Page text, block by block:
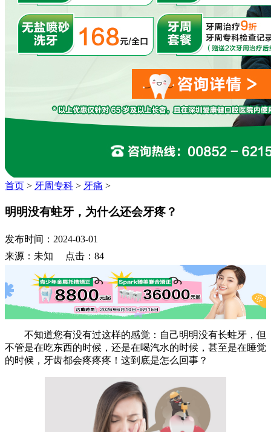
首页 > 牙周专科 > 牙痛 >
明明没有蛀牙，为什么还会牙疼？
发布时间：2024-03-01
来源：未知 点击：84
不知道您有没有过这样的感觉：自己明明没有长蛀牙，但
不管是在吃东西的时候，还是在喝汽水的时候，甚至是在睡觉
的时候，牙齿都会疼疼疼！这到底是怎么回事？